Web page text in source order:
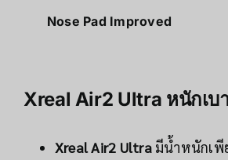
Nose Pad Improved
Xreal Air2 Ultra หนักเบ
Xreal Air2 Ultra มีน้ำหนักเพี